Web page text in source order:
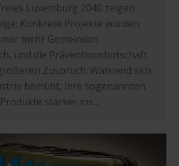
Luxemburg 2040 zeigen
Konkrete Projekte wurden
mehr Gemeinden
und die Präventionsbotschaft
Zuspruch. Während sich
bemüht, ihre sogenannten
stärker ins…